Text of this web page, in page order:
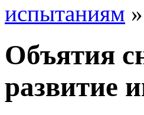
испытаниям »
Объятия
развитие